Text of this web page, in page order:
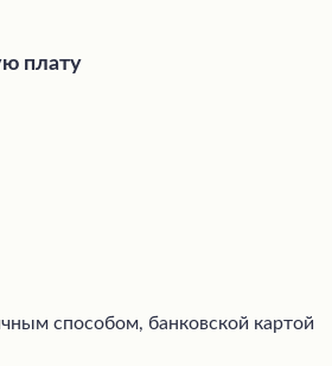
плату
способом, банковской картой